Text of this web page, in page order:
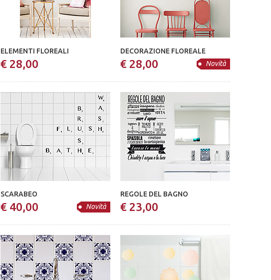
ELEMENTI FLOREALI
€ 28,00 Novità
DECORAZIONE FLOREALE
€ 28,00
Novità
SCARABEO
€ 40,00
REGOLE DEL BAGNO
€ 23,00